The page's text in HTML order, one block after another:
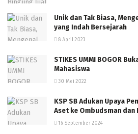
Unik dan Tak Biasa,
yang Indah Bersejarah
8 April 2023
STIKES UMMI BOGOR
Mahasiswa
30 Mei 2022
KSP SB Adukan Upaya
Aset ke Ombudsman dan
16 September 2024